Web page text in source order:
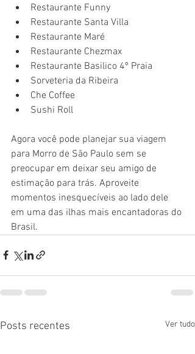
Restaurante Funny
Restaurante Santa Villa
Restaurante Maré
Restaurante Chezmax
Restaurante Basilico 4º Praia
Sorveteria da Ribeira
Che Coffee
Sushi Roll
Agora você pode planejar sua viagem
para Morro de São Paulo sem se
preocupar em deixar seu amigo de
estimação para trás. Aproveite
momentos inesquecíveis ao lado dele
em uma das ilhas mais encantadoras do
Brasil.
Posts recentes Ver tudo